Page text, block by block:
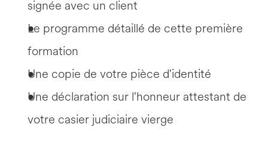
signée avec un client
Le programme détaillé de cette première
formation
Une copie de votre pièce d'identité
Une déclaration sur l'honneur attestant de
votre casier judiciaire vierge